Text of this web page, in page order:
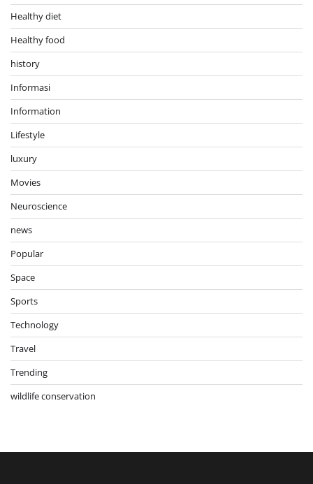
Healthy diet
Healthy food
history
Informasi
Information
Lifestyle
luxury
Movies
Neuroscience
news
Popular
Space
Sports
Technology
Travel
Trending
wildlife conservation